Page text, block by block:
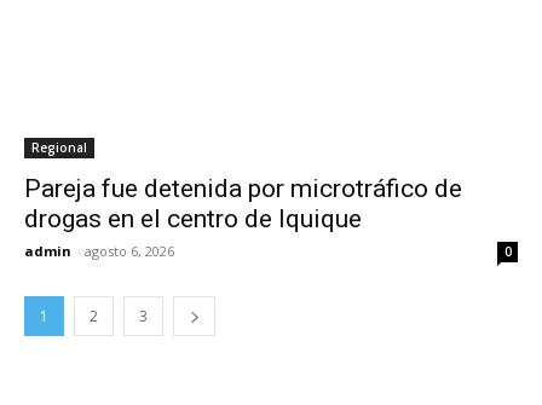
Regional
Pareja fue detenida por microtráfico de
drogas en el centro de Iquique
admin - agosto 6, 2026 0
1 2 3